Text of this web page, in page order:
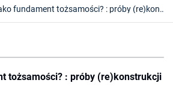
Ciało jako fundament tożsamości? : próby (re)konstrukcji kobiecej tożsamości na podstawie powieści "Siomga" Sofiji Andruchowycz
tożsamości? : próby (re)konstrukcji